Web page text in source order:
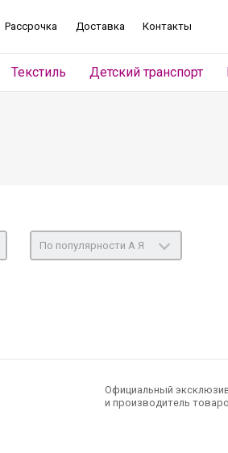
Рассрочка Доставка Контакты
Текстиль Детский транспорт
По популярности А Я
Официальный
и производитель